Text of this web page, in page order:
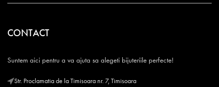
CONTACT
Suntem aici pentru a va ajuta sa alegeti bijuteriile perfecte!
Str. Proclamatia de la Timisoara nr. 7, Timisoara